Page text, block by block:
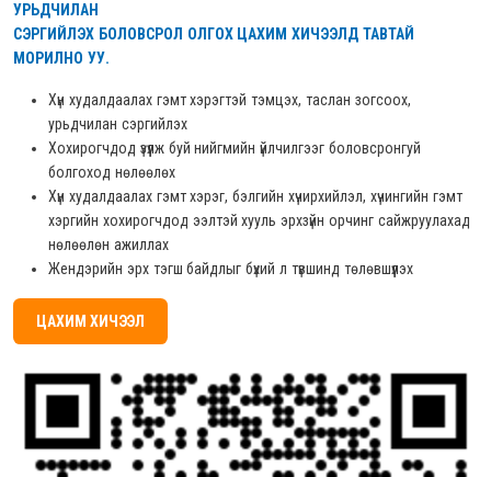
УРЬДЧИЛАН
СЭРГИЙЛЭХ БОЛОВСРОЛ ОЛГОХ ЦАХИМ ХИЧЭЭЛД ТАВТАЙ
МОРИЛНО УУ.
Хүн худалдаалах гэмт хэрэгтэй тэмцэх, таслан зогсоох,
урьдчилан сэргийлэх
Хохирогчдод үзүүлж буй нийгмийн үйлчилгээг боловсронгуй
болгоход нөлөөлөх
Хүн худалдаалах гэмт хэрэг, бэлгийн хүчирхийлэл, хүчингийн гэмт
хэргийн хохирогчдод ээлтэй хууль эрхзүйн орчинг сайжруулахад
нөлөөлөн ажиллах
Жендэрийн эрх тэгш байдлыг бүхий л түвшинд төлөвшүүлэх
ЦАХИМ ХИЧЭЭЛ